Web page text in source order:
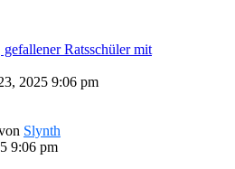
Ratsschüler mit
2025 9:06 pm
Slynth
9:06 pm